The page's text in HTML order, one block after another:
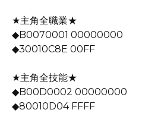
★主角全職業★
◆B0070001 00000000
◆30010C8E 00FF
★主角全技能★
◆B00D0002 00000000
◆80010D04 FFFF